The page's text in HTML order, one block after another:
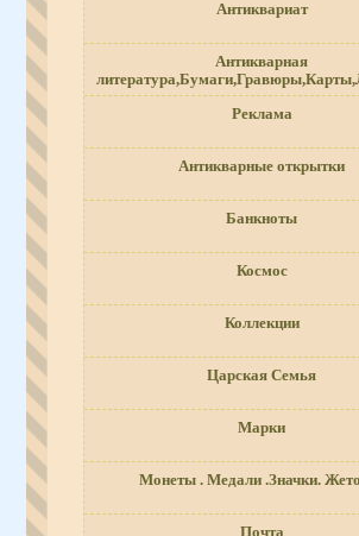
Антиквариат
Антикварная
Реклама
Антикварные открытки
Банкноты
Космос
Коллекции
Царская Семья
Марки
Монеты . Медали .Значки.
Почта